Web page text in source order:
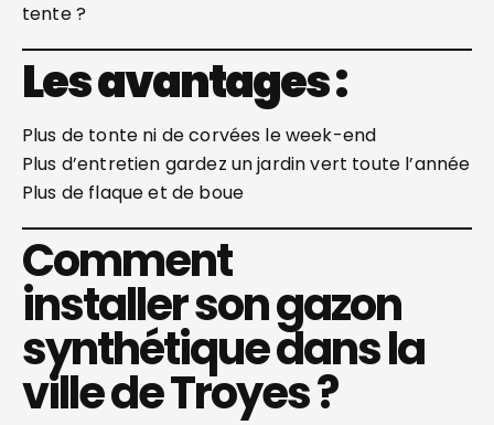
tente ?
Les avantages :
Plus de tonte ni de corvées le week-end
Plus d’entretien gardez un jardin vert toute l’année
Plus de flaque et de boue
Comment
installer son gazon
synthétique dans la
ville de Troyes ?